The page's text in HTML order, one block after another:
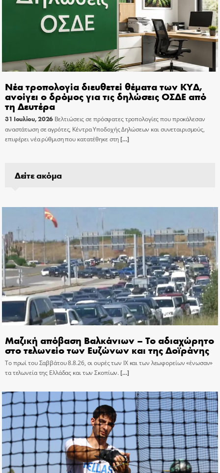
Νέα τροπολογία διευθετεί θέματα των ΚΥΔ,
ανοίγει ο δρόμος για τις δηλώσεις ΟΣΔΕ από
τη Δευτέρα
31 Ιουλίου, 2026 Βελτιώσεις σε πρόσφατες τροπολογίες που προκάλεσαν
αναστάτωση σε αγρότες, Κέντρα Υποδοχής Δηλώσεων και συνεταιρισμούς,
επιφέρει νέα ρύθμιση που κατατέθηκε στη[…]
Δείτε ακόμα
Μαζική απόβαση Βαλκάνιων – Το αδιαχώρητο
στο τελωνείο των Ευζώνων και της Δοϊράνης
Το πρωί του Σαββάτου 8.8.26, οι ουρές των ΙΧ και των λεωφορείων «ένωσαν»
τα τελωνεία της Ελλάδας και των Σκοπίων.[…]